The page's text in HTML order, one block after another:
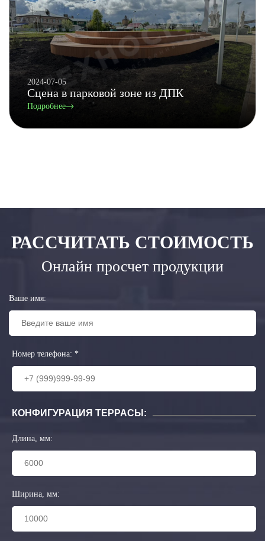
2024-07-05
Сцена в парковой зоне из ДПК
Подробнее
РАССЧИТАТЬ СТОИМОСТЬ
Онлайн просчет продукции
Ваше имя:
Номер телефона: *
КОНФИГУРАЦИЯ ТЕРРАСЫ:
Длина, мм:
Ширина, мм: